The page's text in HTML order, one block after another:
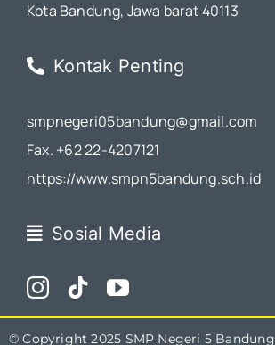
Kota Bandung, Jawa barat 40113
Kontak Penting
smpnegeri05bandung@gmail.com
Fax. +62 22-4207121
https://www.smpn5bandung.sch.id
Sosial Media
© Copyright 2025 SMP Negeri 5 Bandung